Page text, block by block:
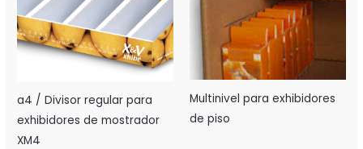
a4 / Divisor regular para
exhibidores de mostrador
XM4
Multinivel para exhibidores
de piso